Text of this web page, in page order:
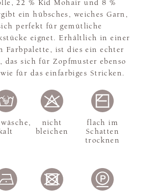
22 % Kid Mohair und 8 %
ein hübsches, weiches Garn,
perfekt für gemütliche
eignet. Erhältlich in einer
Farbpalette, ist dies ein echter
das sich für Zopfmuster ebenso
für das einfarbiges Stricken.
nicht
bleichen
flach im
Schatten
trocknen